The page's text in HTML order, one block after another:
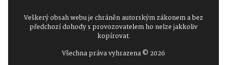
Veškerý obsah webu je chráněn autorským zákonem a bez
předchozí dohody s provozovatelem ho nelze jakkoliv
kopírovat.
Všechna práva vyhrazena © 2026